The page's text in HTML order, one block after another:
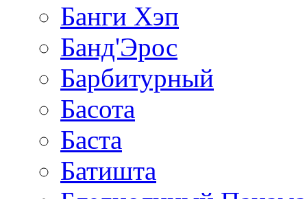
Банги Хэп
Банд'Эрос
Барбитурный
Басота
Баста
Батишта